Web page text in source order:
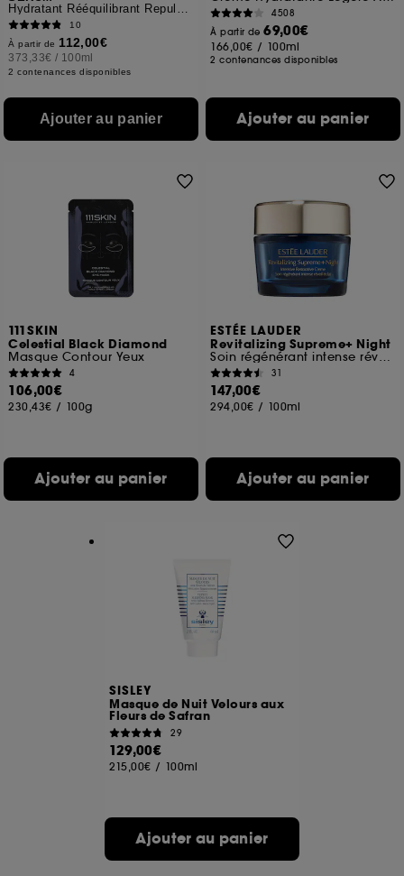
Hydratant Rééquilibrant Repulpant
10
À partir de 112,00€
373,33€ / 100ml
2 contenances disponibles
Ajouter au panier
4508
À partir de69,00€
166,00€ / 100ml
2 contenances disponibles
Ajouter au panier
111SKIN
Celestial Black Diamond
Masque Contour Yeux
4
106,00€
230,43€ / 100g
Ajouter au panier
ESTÉE LAUDER
Revitalizing Supreme+ Night
Soin régénérant intense réveil éclat
31
147,00€
294,00€ / 100ml
Ajouter au panier
SISLEY
Masque de Nuit Velours aux
Fleurs de Safran
29
129,00€
215,00€ / 100ml
Ajouter au panier